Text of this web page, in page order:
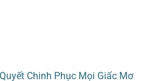
Chinh Phục Mọi Giấc Mơ